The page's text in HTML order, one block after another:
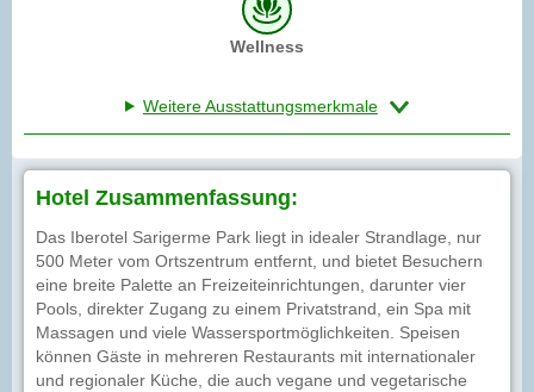
Wellness
Weitere Ausstattungsmerkmale
Hotel Zusammenfassung:
Das Iberotel Sarigerme Park liegt in idealer Strandlage, nur
500 Meter vom Ortszentrum entfernt, und bietet Besuchern
eine breite Palette an Freizeiteinrichtungen, darunter vier
Pools, direkter Zugang zu einem Privatstrand, ein Spa mit
Massagen und viele Wassersportmöglichkeiten. Speisen
können Gäste in mehreren Restaurants mit internationaler
und regionaler Küche, die auch vegane und vegetarische